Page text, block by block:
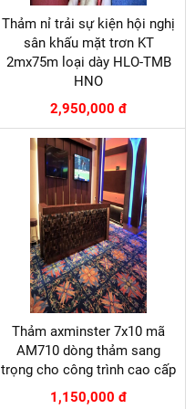
Thảm nỉ trải sự kiện hội nghị
sân khấu mặt trơn KT
2mx75m loại dày HLO-TMB
HNO
2,950,000 đ
Thảm axminster 7x10 mã
AM710 dòng thảm sang
trọng cho công trình cao cấp
1,150,000 đ